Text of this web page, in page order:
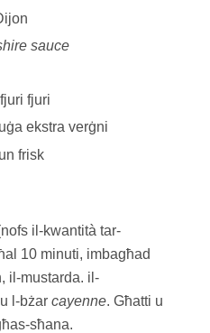
sauce
fjuri
ekstra verġni
frisk
il-kwantità tar-
10 minuti, imbagħad
il-mustarda. il-
u l-bżarcayenne. Għatti u
sħana.